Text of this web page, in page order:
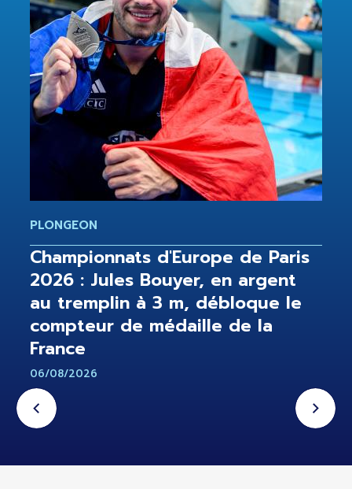
PLONGEON
Championnats d'Europe de Paris
2026 : Jules Bouyer, en argent
au tremplin à 3 m, débloque le
compteur de médaille de la
France
06/08/2026